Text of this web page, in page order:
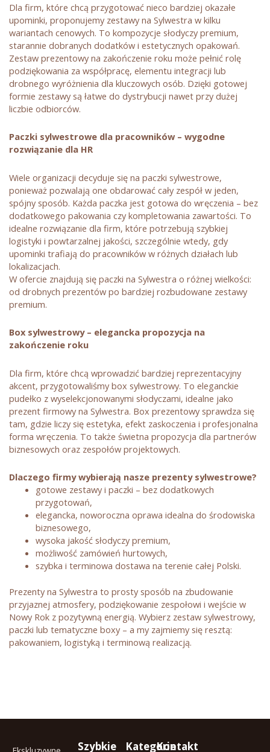
Dla firm, które chcą przygotować nieco bardziej okazałe
upominki, proponujemy zestawy na Sylwestra w kilku
wariantach cenowych. To kompozycje słodyczy premium,
starannie dobranych dodatków i estetycznych opakowań.
Zestaw prezentowy na zakończenie roku może pełnić rolę
podziękowania za współpracę, elementu integracji lub
drobnego wyróżnienia dla kluczowych osób. Dzięki gotowej
formie zestawy są łatwe do dystrybucji nawet przy dużej
liczbie odbiorców.
Paczki sylwestrowe dla pracowników – wygodne
rozwiązanie dla HR
Wiele organizacji decyduje się na paczki sylwestrowe,
ponieważ pozwalają one obdarować cały zespół w jeden,
spójny sposób. Każda paczka jest gotowa do wręczenia – bez
dodatkowego pakowania czy kompletowania zawartości. To
idealne rozwiązanie dla firm, które potrzebują szybkiej
logistyki i powtarzalnej jakości, szczególnie wtedy, gdy
upominki trafiają do pracowników w różnych działach lub
lokalizacjach.
W ofercie znajdują się paczki na Sylwestra o różnej wielkości:
od drobnych prezentów po bardziej rozbudowane zestawy
premium.
Box sylwestrowy – elegancka propozycja na
zakończenie roku
Dla firm, które chcą wprowadzić bardziej reprezentacyjny
akcent, przygotowaliśmy box sylwestrowy. To eleganckie
pudełko z wyselekcjonowanymi słodyczami, idealne jako
prezent firmowy na Sylwestra. Box prezentowy sprawdza się
tam, gdzie liczy się estetyka, efekt zaskoczenia i profesjonalna
forma wręczenia. To także świetna propozycja dla partnerów
biznesowych oraz zespołów projektowych.
Dlaczego firmy wybierają nasze prezenty sylwestrowe?
gotowe zestawy i paczki – bez dodatkowych
przygotowań,
elegancka, noworoczna oprawa idealna do środowiska
biznesowego,
wysoka jakość słodyczy premium,
możliwość zamówień hurtowych,
szybka i terminowa dostawa na terenie całej Polski.
Prezenty na Sylwestra to prosty sposób na zbudowanie
przyjaznej atmosfery, podziękowanie zespołowi i wejście w
Nowy Rok z pozytywną energią. Wybierz zestaw sylwestrowy,
paczki lub tematyczne boxy – a my zajmiemy się resztą:
pakowaniem, logistyką i terminową realizacją.
Szybkie KategorieKontakt